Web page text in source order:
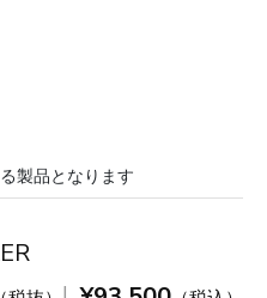
製品となります